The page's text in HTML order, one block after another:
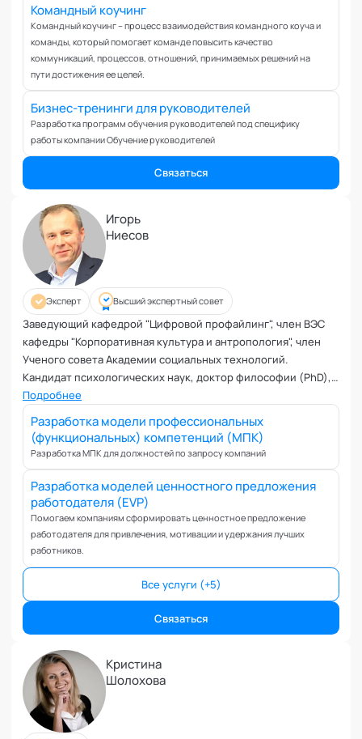
Фасилитация
Физические травмы и реабилитация
Фобии и страхи
Целеполагание и планирование
Эмоциональные расстройства
Эмоциональный интеллект
Командный коучинг
Командный коучинг – процесс взаимодействия командного коуча и
команды, который помогает команде повысить качество
коммуникаций, процессов, отношений, принимаемых решений на
пути достижения ее целей.
Бизнес-тренинги для руководителей
Разработка программ обучения руководителей под специфику
работы компании Обучение руководителей
Связаться
Игорь
Ниесов
Эксперт Высший экспертный совет
Заведующий кафедрой "Цифровой профайлинг", член ВЭС
кафедры "Корпоративная культура и антропология", член
Ученого совета Академии социальных технологий.
Кандидат психологических наук, доктор философии (PhD),
автор учебных программ НИУ ВШЭ, Бизнес-школы РСПП,
РАНХиГС. Основатель проектов Psycho, KeyHabits, Neuro-
semantic, KPMI.
Подробнее
Разработка модели профессиональных
(функциональных) компетенций (МПК)
Разработка МПК для должностей по запросу компаний
Разработка моделей ценностного предложения
работодателя (EVP)
Помогаем компаниям сформировать ценностное предложение
работодателя для привлечения, мотивации и удержания лучших
работников.
Все услуги (+5)
Связаться
Кристина
Шолохова